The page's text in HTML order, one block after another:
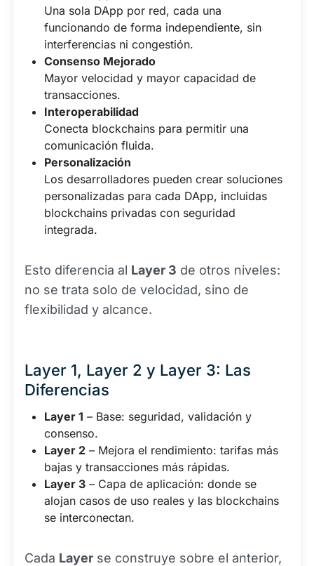
Una sola DApp por red, cada una
funcionando de forma independiente, sin
interferencias ni congestión.
Consenso Mejorado
Mayor velocidad y mayor capacidad de
transacciones.
Interoperabilidad
Conecta blockchains para permitir una
comunicación fluida.
Personalización
Los desarrolladores pueden crear soluciones
personalizadas para cada DApp, incluidas
blockchains privadas con seguridad
integrada.
Esto diferencia al Layer 3 de otros niveles:
no se trata solo de velocidad, sino de
flexibilidad y alcance.
Layer 1, Layer 2 y Layer 3: Las
Diferencias
Layer 1 – Base: seguridad, validación y
consenso.
Layer 2 – Mejora el rendimiento: tarifas más
bajas y transacciones más rápidas.
Layer 3 – Capa de aplicación: donde se
alojan casos de uso reales y las blockchains
se interconectan.
Cada Layer se construye sobre el anterior,